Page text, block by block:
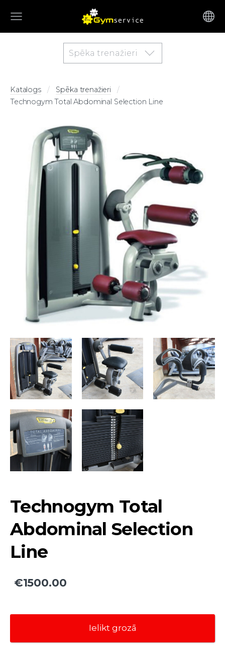
Spēka trenažieri
Katalogs
Spēka trenažieri
Technogym Total Abdominal Selection Line
Technogym Total
Abdominal Selection
Line
€1500.00
Ielikt grozā